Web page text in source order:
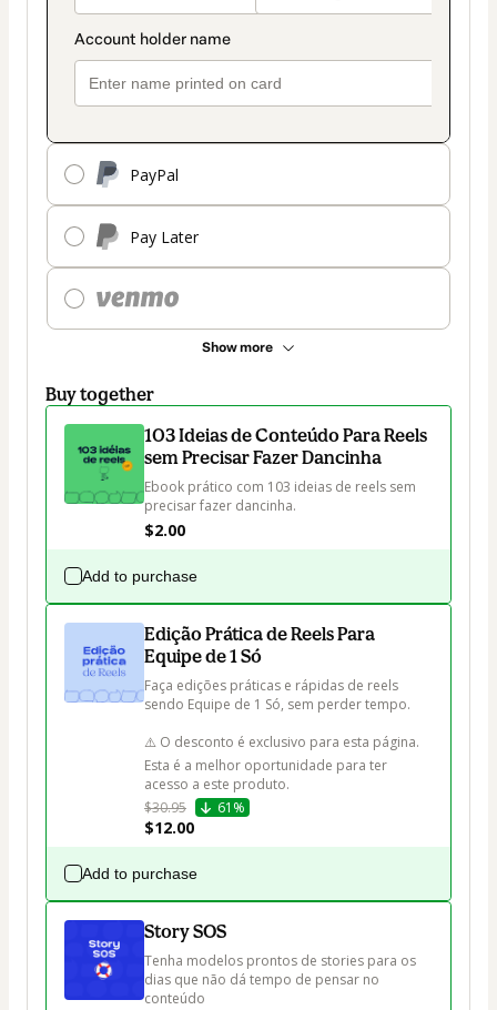
PayPal
Pay Later
Show more
Buy together
103 Ideias de Conteúdo Para Reels
sem Precisar Fazer Dancinha
Ebook prático com 103 ideias de reels sem
precisar fazer dancinha.
$2.00
Add to purchase
Edição Prática de Reels Para
Equipe de 1 Só
Faça edições práticas e rápidas de reels
sendo Equipe de 1 Só, sem perder tempo.
⚠️ O desconto é exclusivo para esta página.
Esta é a melhor oportunidade para ter
acesso a este produto.
$30.95
61%
$12.00
Add to purchase
Story SOS
Tenha modelos prontos de stories para os
dias que não dá tempo de pensar no
conteúdo